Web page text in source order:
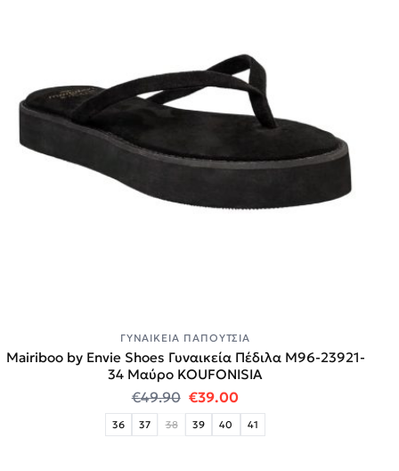
ΓΥΝΑΙΚΕΊΑ ΠΑΠΟΎΤΣΙΑ
Mairiboo by Envie Shoes Γυναικεία Πέδιλα M96-23921-
34 Μαύρο KOUFONISIA
€49.90 Original price was: €49.90.
€39.00Η τρέχουσα τιμή
36 37 38 39 40 41